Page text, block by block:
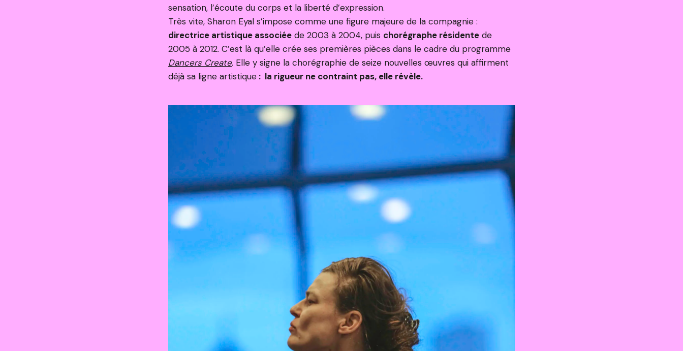
sensation, l’écoute du corps et la liberté d’expression.
Très vite, Sharon Eyal s’impose comme une figure majeure de la compagnie :
directrice artistique associée de 2003 à 2004, puis chorégraphe résidente de
2005 à 2012. C’est là qu’elle crée ses premières pièces dans le cadre du programme
Dancers Create. Elle y signe la chorégraphie de seize nouvelles œuvres qui affirment
déjà sa ligne artistique : la rigueur ne contraint pas, elle révèle.